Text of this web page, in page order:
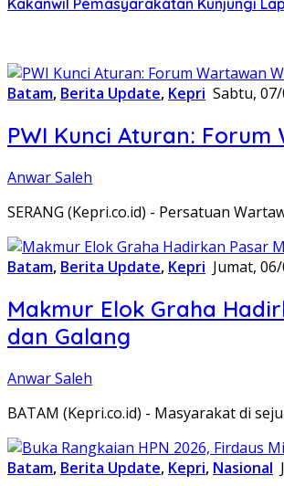
Kakanwil Pemasyarakatan Kunjungi
Batam, Berita Update, Kepri Sabtu,
PWI Kunci Aturan:
Anwar Saleh
SERANG (Kepri.co.id) - Persatuan
Batam, Berita Update, Kepri Jumat,
Makmur Elok Graha
dan Galang
Anwar Saleh
BATAM (Kepri.co.id) - Masyarakat di
Batam, Berita Update, Kepri, Nasional